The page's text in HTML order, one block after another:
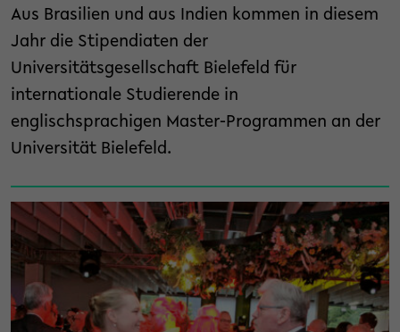
Aus Brasilien und aus Indien kommen in diesem
Jahr die Stipendiaten der
Universitätsgesellschaft Bielefeld für
internationale Studierende in
englischsprachigen Master-Programmen an der
Universität Bielefeld.